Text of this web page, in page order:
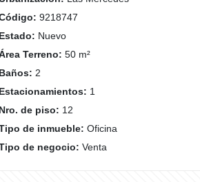
9218747
Nuevo
Terreno: 50 m²
2
1
de piso: 12
de inmueble: Oficina
de negocio: Venta